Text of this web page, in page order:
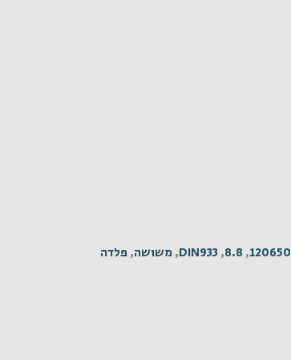
120650
,
8.8
,
DIN933
, משושה, פלדה